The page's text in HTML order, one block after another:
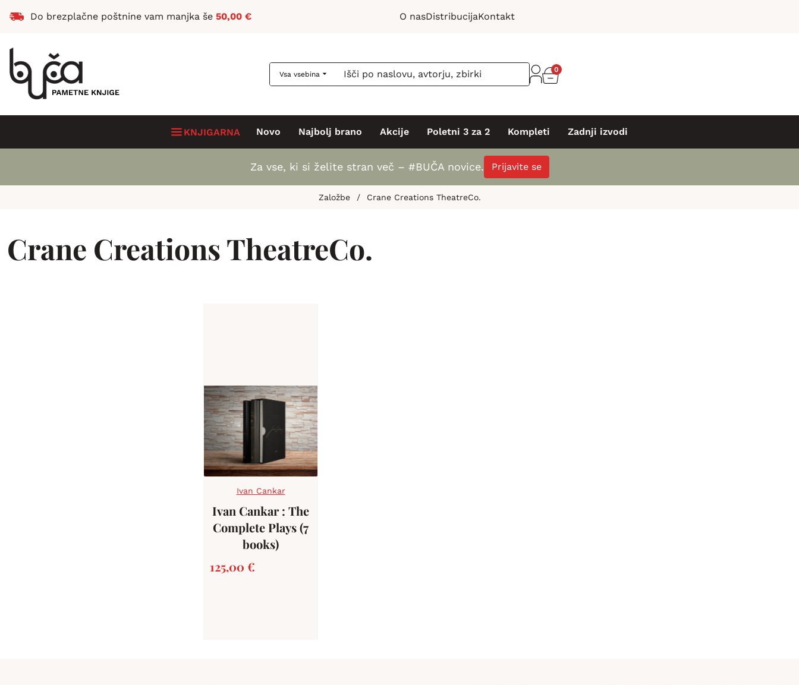
Do brezplačne poštnine vam manjka še 50,00 € O nasDistribucijaKontakt
Vsa vsebina
0
KNJIGARNA Novo Najbolj brano Akcije Poletni 3 za 2 Kompleti Zadnji izvodi
Za vse, ki si želite stran več – #BUČA novice. Prijavite se
Založbe / Crane Creations TheatreCo.
Crane Creations TheatreCo.
Ivan Cankar
Ivan Cankar : The
Complete Plays (7
books)
125,00 €